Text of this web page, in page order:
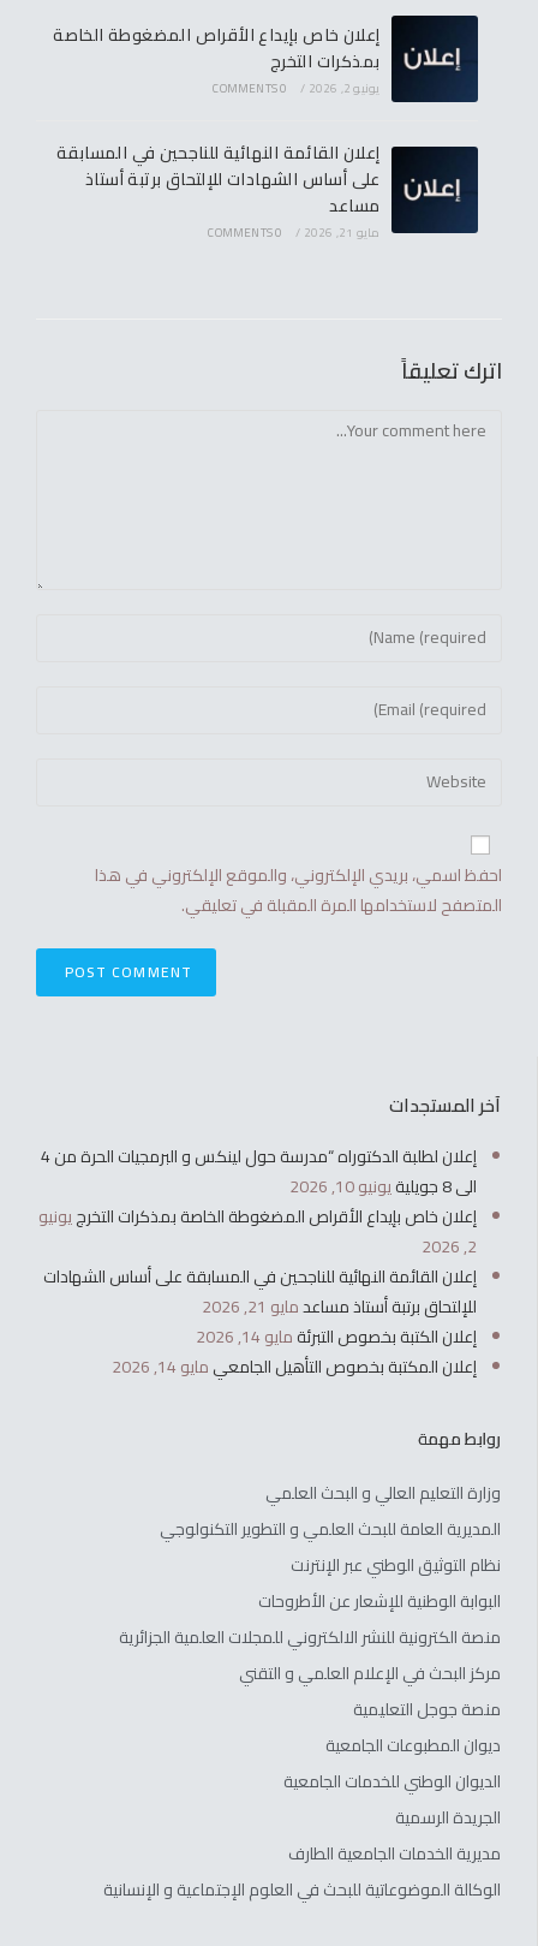
إعلان خاص بإيداع الأقراص المضغوطة الخاصة
بمذكرات التخرج
يونيو 2, 2026 /
0 COMMENTS
إعلان القائمة النهائية للناجحين في المسابقة
على أساس الشهادات للإلتحاق برتبة أستاذ
مساعد
مايو 21, 2026 /
0 COMMENTS
اترك تعليقاً
احفظ اسمي، بريدي الإلكتروني، والموقع الإلكتروني في هذا
المتصفح لاستخدامها المرة المقبلة في تعليقي.
آخر المستجدات
إعلان لطلبة الدكتوراه “مدرسة حول لينكس و البرمجيات الحرة من 4
الى 8 جويلية
يونيو 10, 2026
إعلان خاص بإيداع الأقراص المضغوطة الخاصة بمذكرات التخرجيونيو
2, 2026
إعلان القائمة النهائية للناجحين في المسابقة على أساس الشهادات
للإلتحاق برتبة أستاذ مساعدمايو 21, 2026
إعلان الكتبة بخصوص التبرئةمايو 14, 2026
إعلان المكتبة بخصوص التأهيل الجامعيمايو 14, 2026
روابط مهمة
وزارة التعليم العالي و البحث العلمي
المديرية العامة للبحث العلمي و التطوير التكنولوجي
نظام التوثيق الوطني عبر الإنترنت
البوابة الوطنية للإشعار عن الأطروحات
منصة الكترونية للنشر الالكتروني للمجلات العلمية الجزائرية
مركز البحث في الإعلام العلمي و التقني
منصة جوجل التعليمية
ديوان المطبوعات الجامعية
الديوان الوطني للخدمات الجامعية
الجريدة الرسمية
مديرية الخدمات الجامعية الطارف
الوكالة الموضوعاتية للبحث في العلوم الإجتماعية و الإنسانية